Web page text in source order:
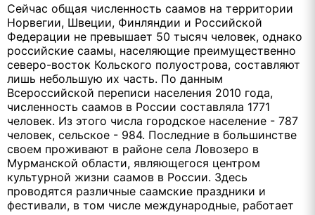
Сейчас общая численность саамов на территории
Норвегии, Швеции, Финляндии и Российской
Федерации не превышает 50 тысяч человек, однако
российские саамы, населяющие преимущественно
северо-восток Кольского полуострова, составляют
лишь небольшую их часть. По данным
Всероссийской переписи населения 2010 года,
численность саамов в России составляла 1771
человек. Из этого числа городское население - 787
человек, сельское - 984. Последние в большинстве
своем проживают в районе села Ловозеро в
Мурманской области, являющегося центром
культурной жизни саамов в России. Здесь
проводятся различные саамские праздники и
фестивали, в том числе международные, работает